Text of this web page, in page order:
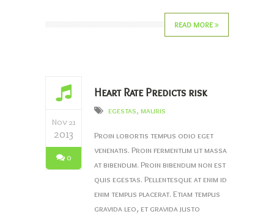
READ MORE
Nov 21
2013
0
Heart Rate Predicts risk
egestas, mauris
Proin lobortis tempus odio eget
venenatis. Proin fermentum ut massa
at bibendum. Proin bibendum non est
quis egestas. Pellentesque at enim id
enim tempus placerat. Etiam tempus
gravida leo, et gravida justo